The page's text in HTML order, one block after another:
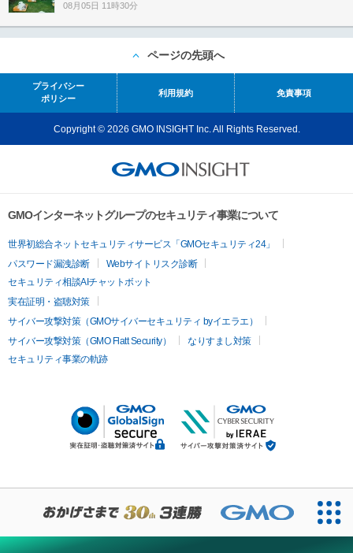
08月05日 11時30分
ページの先頭へ
プライバシー
ポリシー
利用規約 免責事項
Copyright © 2026 GMO INSIGHT Inc. All Rights Reserved.
GMOインターネットグループのセキュリティ事業について
世界初総合ネットセキュリティサービス「GMOセキュリティ24」
パスワード漏洩診断
Webサイトリスク診断
セキュリティ相談AIチャットボット
実在証明・盗聴対策
サイバー攻撃対策（GMOサイバーセキュリティ byイエラエ）
サイバー攻撃対策（GMO Flatt Security）
なりすまし対策
セキュリティ事業の軌跡